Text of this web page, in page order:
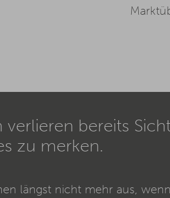
bereits
zu merken.
längst nicht mehr aus,